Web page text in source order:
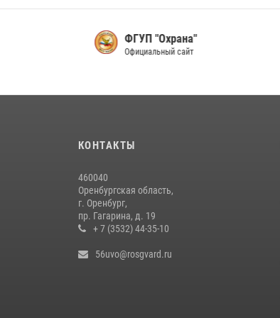
ФГУП "Охрана"
Официальный сайт
КОНТАКТЫ
460040
Оренбургская область,
г. Оренбург,
пр. Гагарина, д. 19
+ 7 (3532) 44-35-10
56uvo@rosgvard.ru